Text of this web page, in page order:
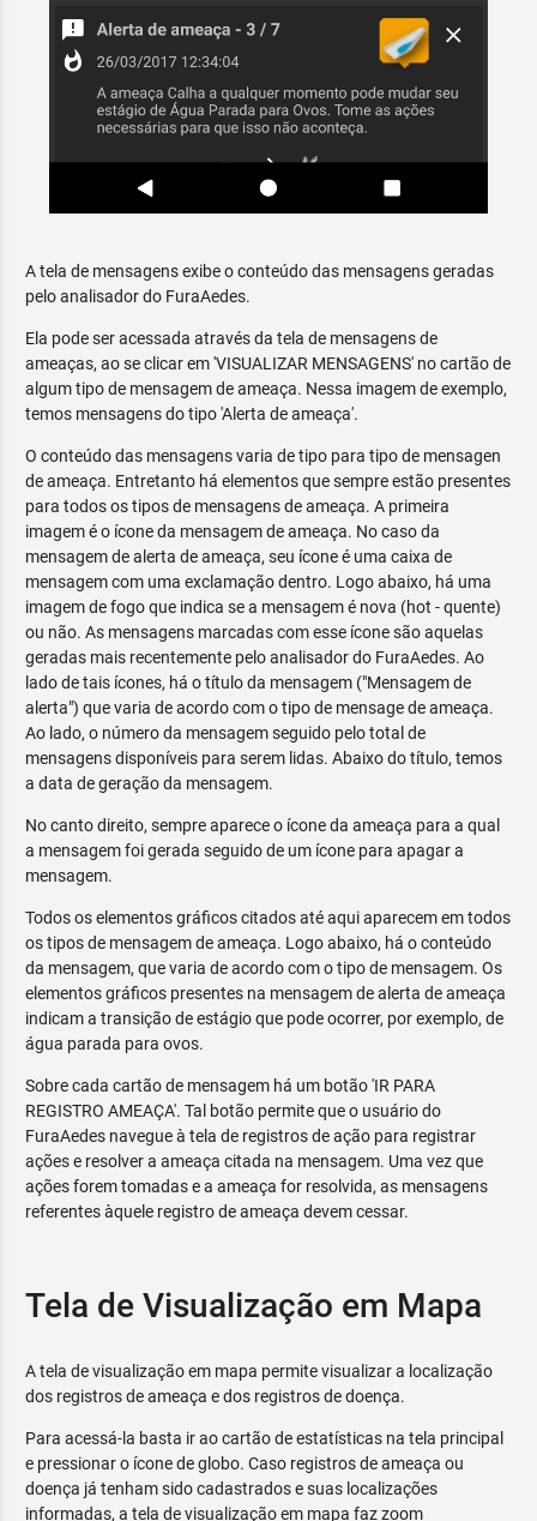
A tela de mensagens exibe o conteúdo das mensagens geradas
pelo analisador do FuraAedes.
Ela pode ser acessada através da tela de mensagens de
ameaças, ao se clicar em 'VISUALIZAR MENSAGENS' no cartão de
algum tipo de mensagem de ameaça. Nessa imagem de exemplo,
temos mensagens do tipo 'Alerta de ameaça'.
O conteúdo das mensagens varia de tipo para tipo de mensagen
de ameaça. Entretanto há elementos que sempre estão presentes
para todos os tipos de mensagens de ameaça. A primeira
imagem é o ícone da mensagem de ameaça. No caso da
mensagem de alerta de ameaça, seu ícone é uma caixa de
mensagem com uma exclamação dentro. Logo abaixo, há uma
imagem de fogo que indica se a mensagem é nova (hot - quente)
ou não. As mensagens marcadas com esse ícone são aquelas
geradas mais recentemente pelo analisador do FuraAedes. Ao
lado de tais ícones, há o título da mensagem ("Mensagem de
alerta") que varia de acordo com o tipo de mensage de ameaça.
Ao lado, o número da mensagem seguido pelo total de
mensagens disponíveis para serem lidas. Abaixo do título, temos
a data de geração da mensagem.
No canto direito, sempre aparece o ícone da ameaça para a qual
a mensagem foi gerada seguido de um ícone para apagar a
mensagem.
Todos os elementos gráficos citados até aqui aparecem em todos
os tipos de mensagem de ameaça. Logo abaixo, há o conteúdo
da mensagem, que varia de acordo com o tipo de mensagem. Os
elementos gráficos presentes na mensagem de alerta de ameaça
indicam a transição de estágio que pode ocorrer, por exemplo, de
água parada para ovos.
Sobre cada cartão de mensagem há um botão 'IR PARA
REGISTRO AMEAÇA'. Tal botão permite que o usuário do
FuraAedes navegue à tela de registros de ação para registrar
ações e resolver a ameaça citada na mensagem. Uma vez que
ações forem tomadas e a ameaça for resolvida, as mensagens
referentes àquele registro de ameaça devem cessar.
Tela de Visualização em Mapa
A tela de visualização em mapa permite visualizar a localização
dos registros de ameaça e dos registros de doença.
Para acessá-la basta ir ao cartão de estatísticas na tela principal
e pressionar o ícone de globo. Caso registros de ameaça ou
doença já tenham sido cadastrados e suas localizações
informadas, a tela de visualização em mapa faz zoom